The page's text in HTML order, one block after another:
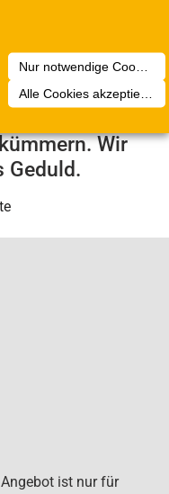
Nur notwendige Cookies akzeptieren
Alle Cookies akzeptieren
Fehler
Team wird
Wir
Geduld.
ist nur für